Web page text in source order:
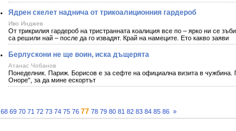
Ядрен скелет наднича от трикоалиционния гардероб
Иво Инджев
От трикрилия гардероб на тристранната коалиция все по – ярко ни се
са решили най – после да го извадят. Край на намеците. Ето какво заяви
Берлускони не ще воин, иска дъщерята
Атанас Чобанов
Понеделник. Париж. Борисов е за сефте на официална визита в
Оноре", за да мине ескортът
68 69 70 71 72 73 74 75 76 77 78 79 80 81 82 83 84 85 86 »